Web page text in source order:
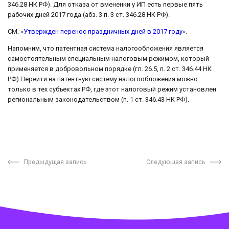
346.28 НК РФ). Для отказа от вмененки у ИП есть первые пять
рабочих дней 2017 года (абз. 3 п. 3 ст. 346.28 НК РФ).
СМ. «Утвержден перенос праздничных дней в 2017 году».
Напомним, что патентная система налогообложения является
самостоятельным специальным налоговым режимом, который
применяется в добровольном порядке (гл. 26.5, п. 2 ст. 346.44 НК
РФ).Перейти на патентную систему налогообложения можно
только в тех субъектах РФ, где этот налоговый режим установлен
региональным законодательством (п. 1 ст. 346.43 НК РФ).
Предыдущая запись Следующая запись